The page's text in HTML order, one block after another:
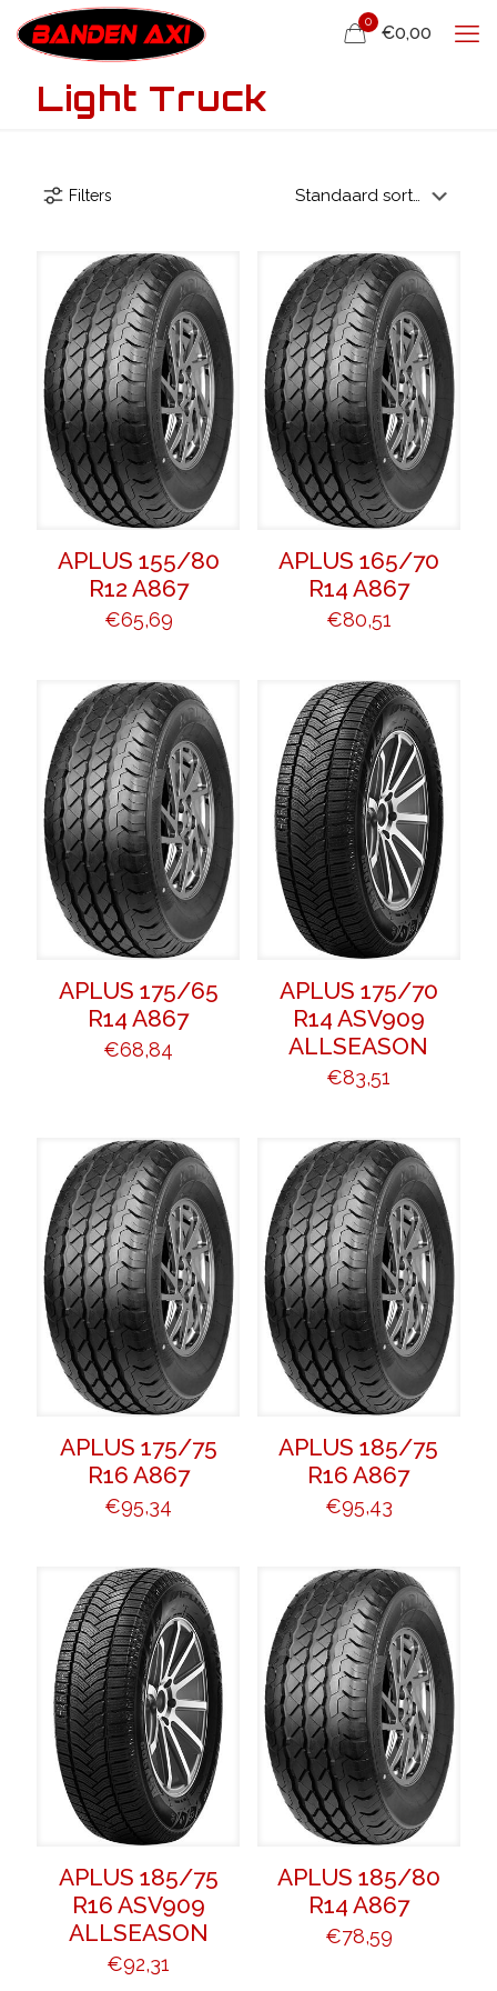
0
€0,00
Light Truck
Filters
APLUS 155/80
R12 A867
€65,69
APLUS 165/70
R14 A867
€80,51
APLUS 175/65
R14 A867
€68,84
APLUS 175/70
R14 ASV909
ALLSEASON
€83,51
APLUS 175/75
R16 A867
€95,34
APLUS 185/75
R16 A867
€95,43
APLUS 185/75
R16 ASV909
ALLSEASON
€92,31
APLUS 185/80
R14 A867
€78,59